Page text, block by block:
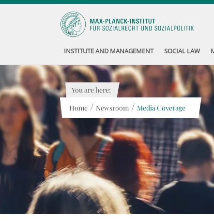
INSTITUTE AND MANAGEMENT SOCIAL LAW
You are here:
Home / Newsroom / Media Coverage